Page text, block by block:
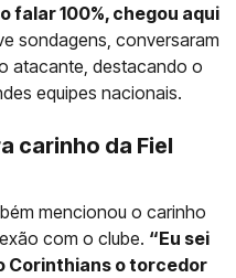
falar 100%, chegou aqui
sondagens, conversaram
atacante, destacando o
equipes nacionais.
carinho da Fiel
mencionou o carinho
com o clube. “Eu sei
Corinthians o torcedor